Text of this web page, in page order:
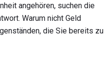
angehören, suchen die
Warum nicht Geld
die Sie bereits zu